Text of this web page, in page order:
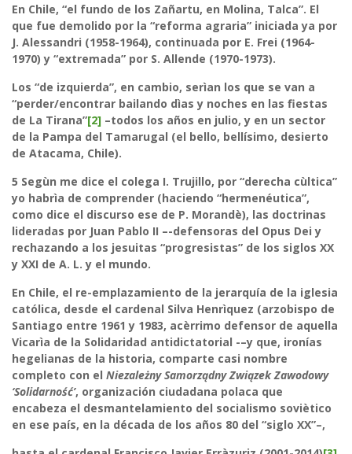
En Chile, “el fundo de los Zañartu, en Molina, Talca”. El
que fue demolido por la “reforma agraria” iniciada ya por
J. Alessandri (1958-1964), continuada por E. Frei (1964-
1970) y “extremada” por S. Allende (1970-1973).
Los “de izquierda”, en cambio, serìan los que se van a
“perder/encontrar bailando dìas y noches en las fiestas
de La Tirana”[2] –todos los años en julio, y en un sector
de la Pampa del Tamarugal (el bello, bellísimo, desierto
de Atacama, Chile).
5 Segùn me dice el colega I. Trujillo, por “derecha cùltica”
yo habrìa de comprender (haciendo “hermenéutica”,
como dice el discurso ese de P. Morandè), las doctrinas
lideradas por Juan Pablo II –-defensoras del Opus Dei y
rechazando a los jesuitas “progresistas” de los siglos XX
y XXI de A. L. y el mundo.
En Chile, el re-emplazamiento de la jerarquía de la iglesia
católica, desde el cardenal Silva Henrìquez (arzobispo de
Santiago entre 1961 y 1983, acèrrimo defensor de aquella
Vicarìa de la Solidaridad antidictatorial -–y que, ironías
hegelianas de la historia, comparte casi nombre
completo con el Niezależny Samorządny Związek Zawodowy
‘Solidarność’, organización ciudadana polaca que
encabeza el desmantelamiento del socialismo soviètico
en ese país, en la década de los años 80 del “siglo XX”–,